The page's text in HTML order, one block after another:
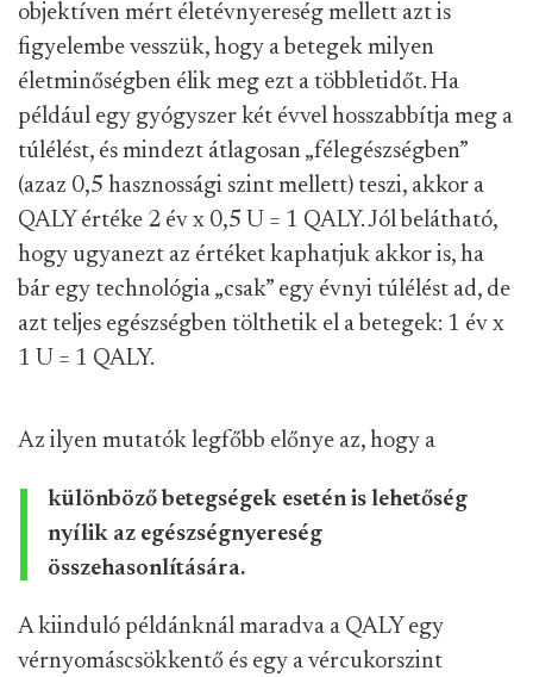
objektíven mért életévnyereség mellett azt is
figyelembe vesszük, hogy a betegek milyen
életminőségben élik meg ezt a többletidőt. Ha
például egy gyógyszer két évvel hosszabbítja meg a
túlélést, és mindezt átlagosan „félegészségben”
(azaz 0,5 hasznossági szint mellett) teszi, akkor a
QALY értéke 2 év x 0,5 U = 1 QALY. Jól belátható,
hogy ugyanezt az értéket kaphatjuk akkor is, ha
bár egy technológia „csak” egy évnyi túlélést ad, de
azt teljes egészségben tölthetik el a betegek: 1 év x
1 U = 1 QALY.
Az ilyen mutatók legfőbb előnye az, hogy a
különböző betegségek esetén is lehetőség
nyílik az egészségnyereség
összehasonlítására.
A kiinduló példánknál maradva a QALY egy
vérnyomáscsökkentő és egy a vércukorszint